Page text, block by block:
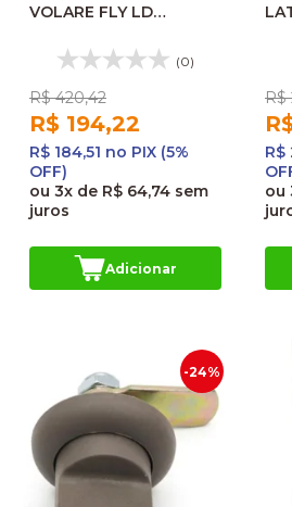
VOLARE FLY LD
MG9968
(0)
R$ 420,42
R$ 194,22
R$ 184,51 no PIX (5%
OFF)
ou 3x de R$ 64,74 sem
juros
Adicionar
R$
R$
ou
-24%